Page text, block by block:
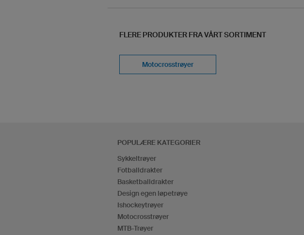
FLERE PRODUKTER FRA VÅRT SORTIMENT
Motocrosstrøyer
POPULÆRE KATEGORIER
Sykkeltrøyer
Fotballdrakter
Basketballdrakter
Design egen løpetrøye
Ishockeytrøyer
Motocrosstrøyer
MTB-Trøyer